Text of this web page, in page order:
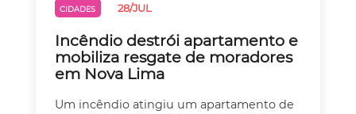
CIDADES 28/JUL
Incêndio destrói apartamento e
mobiliza resgate de moradores
em Nova Lima
Um incêndio atingiu um apartamento de